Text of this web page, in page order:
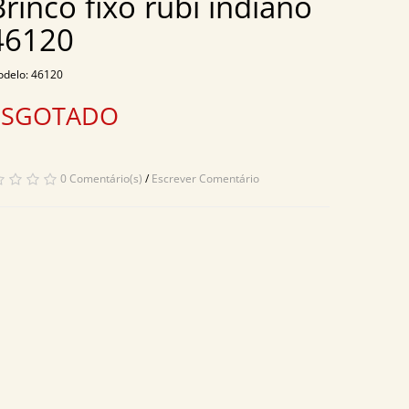
46120
0 Comentário(s) /Escrever Comentário